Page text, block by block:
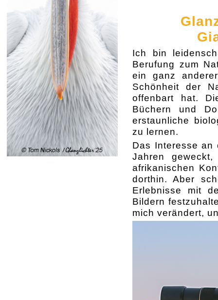
Ich bin
Berufung zum
ein ganz
Schönheit der
offenbart hat.
Büchern und
erstaunliche
zu lernen.
Das Interesse an
Jahren
afrikanischen
dorthin. Aber
Erlebnisse mit
Bildern
mich verändert,